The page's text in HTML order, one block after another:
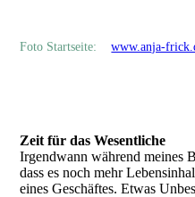
Foto Startseite:www.anja-
Zeit für das Wesentliche
Irgendwann während meines
dass es noch mehr
eines Geschäftes. Etwas